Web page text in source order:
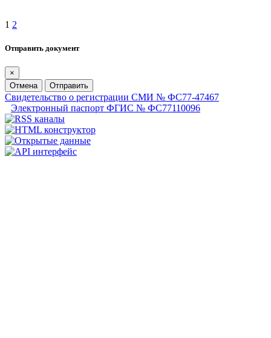
1 2
Отправить документ
×
Отмена
Отправить
Свидетельство о регистрации СМИ № ФС77-47467
Электронный паспорт ФГИС № ФС77110096